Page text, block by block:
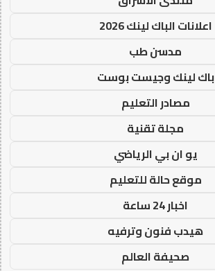
اعلانات الباك لينك 2026
مدسن طب
باك لينك وجيست بوست
مصادر التعليم
مجلة تقنية
يو ان بي الرياضي
موقع حالة للتعليم
اخبار 24 ساعة
هيدب فنون وترفيه
صحيفة العالم